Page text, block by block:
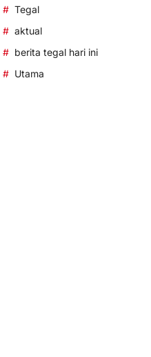
Tegal
aktual
berita tegal hari ini
Utama